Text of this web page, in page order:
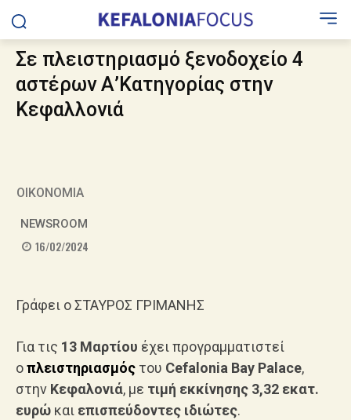
Σε πλειστηριασμό ξενοδοχείο 4
αστέρων Α’Κατηγορίας στην
Κεφαλλονιά
ΟΙΚΟΝΟΜΙΑ
NEWSROOM
16/02/2024
Γράφει ο ΣΤΑΥΡΟΣ ΓΡΙΜΑΝΗΣ
Για τις 13 Μαρτίου έχει προγραμματιστεί
οπλειστηριασμός του Cefalonia Bay Palace,
στην Κεφαλονιά, με τιμή εκκίνησης 3,32 εκατ.
ευρώ και επισπεύδοντες ιδιώτες.